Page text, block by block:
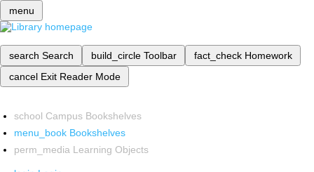
menu
search Search build_circle Toolbar fact_check Homework
cancel Exit Reader Mode
school Campus Bookshelves
menu_book Bookshelves
perm_media Learning Objects